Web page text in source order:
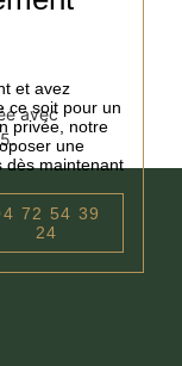
avec
et avez
ce soit pour un
privée, notre
une
dès maintenant
72 54 39
24